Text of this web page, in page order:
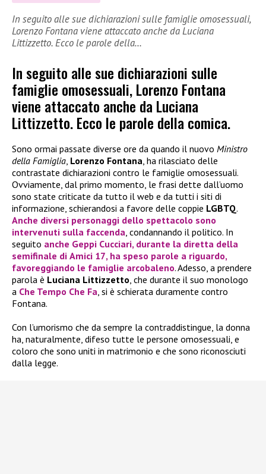
In seguito alle sue dichiarazioni sulle famiglie omosessuali,
Lorenzo Fontana viene attaccato anche da Luciana
Littizzetto. Ecco le parole della…
In seguito alle sue dichiarazioni sulle
famiglie omosessuali, Lorenzo Fontana
viene attaccato anche da Luciana
Littizzetto. Ecco le parole della comica.
Sono ormai passate diverse ore da quando il nuovo Ministro
della Famiglia, Lorenzo Fontana, ha rilasciato delle
contrastate dichiarazioni contro le famiglie omosessuali.
Ovviamente, dal primo momento, le frasi dette dall’uomo
sono state criticate da tutto il web e da tutti i siti di
informazione, schierandosi a favore delle coppie LGBTQ.
Anche diversi personaggi dello spettacolo sono
intervenuti sulla faccenda, condannando il politico. In
seguito anche Geppi Cucciari, durante la diretta della
semifinale di Amici 17, ha speso parole a riguardo,
favoreggiando le famiglie arcobaleno. Adesso, a prendere
parola è Luciana Littizzetto, che durante il suo monologo
a Che Tempo Che Fa, si è schierata duramente contro
Fontana.
Con l’umorismo che da sempre la contraddistingue, la donna
ha, naturalmente, difeso tutte le persone omosessuali, e
coloro che sono uniti in matrimonio e che sono riconosciuti
dalla legge.